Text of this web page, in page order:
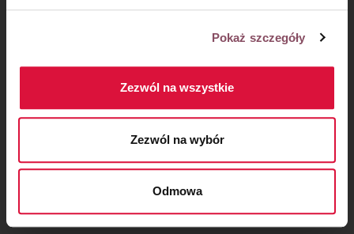
Pokaż szczegóły
Zezwól na wszystkie
Zezwól na wybór
Odmowa